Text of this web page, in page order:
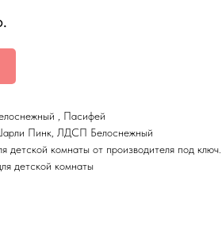
, Пасифей
Пинк, ЛДСП Белоснежный
детской комнаты от производителя под
детской комнаты